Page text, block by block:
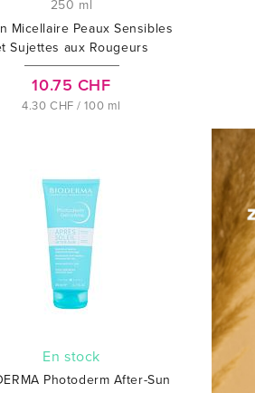
250 ml
Micellaire Peaux Sensibles
Sujettes aux Rougeurs
10.75 CHF
4.30 CHF / 100 ml
En stock
Photoderm After-Sun